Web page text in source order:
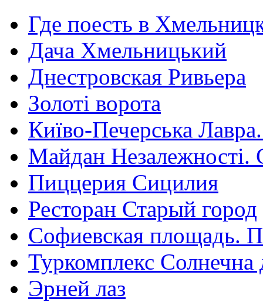
Где поесть в
Дача Хмельницький
Днестровская Ривьера
Золоті ворота
Київо-Печерська
Майдан Незалежності.
Пиццерия Сицилия
Ресторан Старый город
Софиевская площадь.
Туркомплекс Солнечна
Эрней лаз